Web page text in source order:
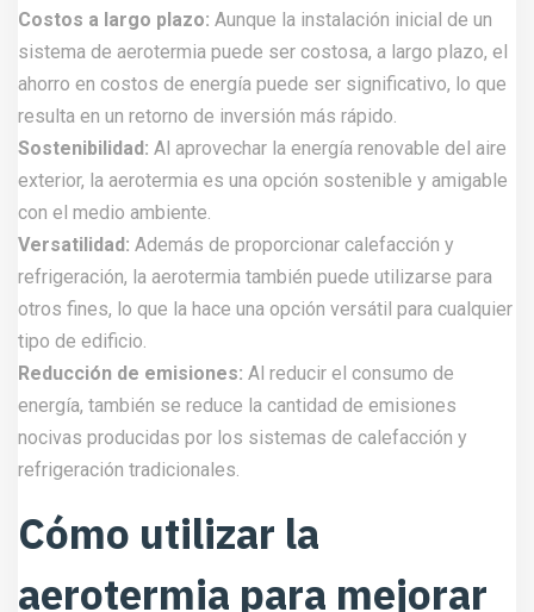
Costos a largo plazo: Aunque la instalación inicial de un
sistema de aerotermia puede ser costosa, a largo plazo, el
ahorro en costos de energía puede ser significativo, lo que
resulta en un retorno de inversión más rápido.
Sostenibilidad: Al aprovechar la energía renovable del aire
exterior, la aerotermia es una opción sostenible y amigable
con el medio ambiente.
Versatilidad: Además de proporcionar calefacción y
refrigeración, la aerotermia también puede utilizarse para
otros fines, lo que la hace una opción versátil para cualquier
tipo de edificio.
Reducción de emisiones: Al reducir el consumo de
energía, también se reduce la cantidad de emisiones
nocivas producidas por los sistemas de calefacción y
refrigeración tradicionales.
Cómo utilizar la
aerotermia para mejorar